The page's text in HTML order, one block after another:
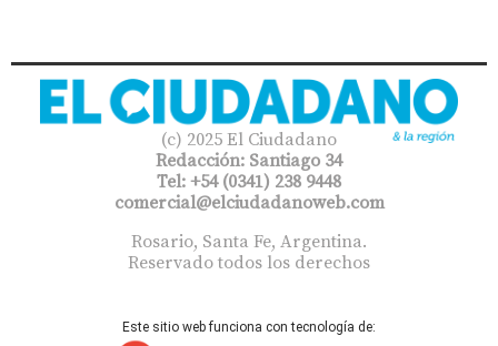
(c) 2025 El Ciudadano
Redacción: Santiago 34
Tel: +54 (0341) 238 9448
comercial@elciudadanoweb.com​
Rosario, Santa Fe, Argentina.
Reservado todos los derechos
Este sitio web funciona con tecnología de: